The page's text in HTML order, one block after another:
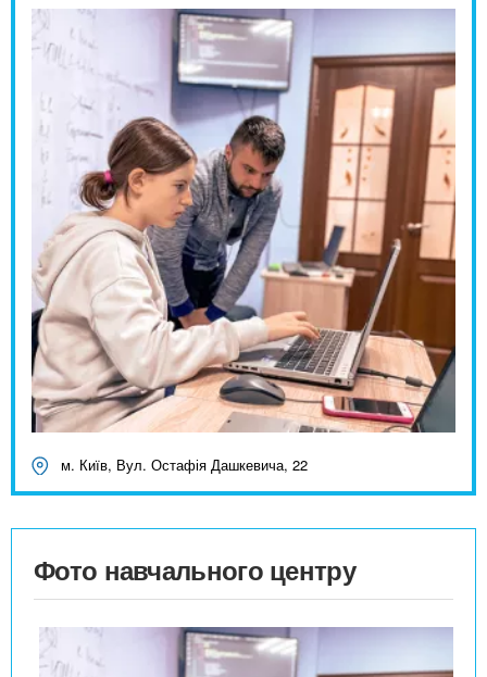
м. Київ, Вул. Остафія Дашкевича, 22
Фото навчального центру